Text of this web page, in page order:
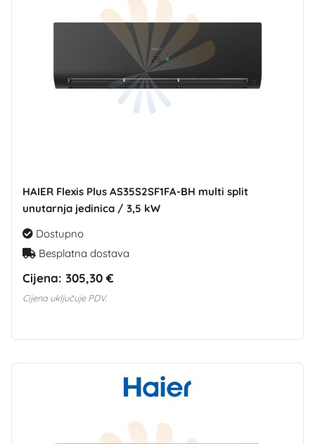
HAIER Flexis Plus AS35S2SF1FA-BH multi split
unutarnja jedinica / 3,5 kW
Dostupno
Besplatna dostava
Cijena: 305,30 €
Cijena uključuje PDV.